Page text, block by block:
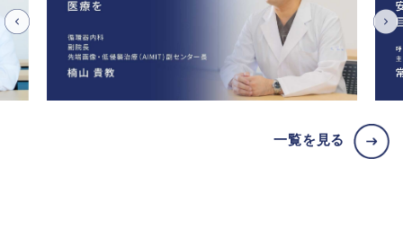
一覧を見る